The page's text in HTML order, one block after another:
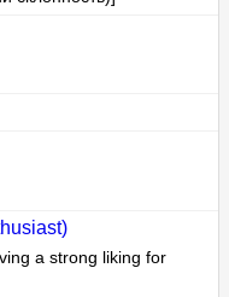
a strong liking for